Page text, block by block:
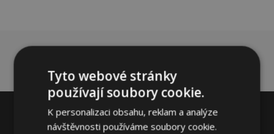
Tyto webové stránky
používají soubory cookie.
K personalizaci obsahu, reklam a analýze
návštěvnosti používáme soubory cookie.